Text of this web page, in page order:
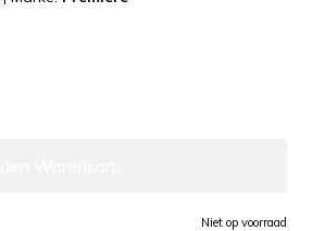
Niet op voorraad